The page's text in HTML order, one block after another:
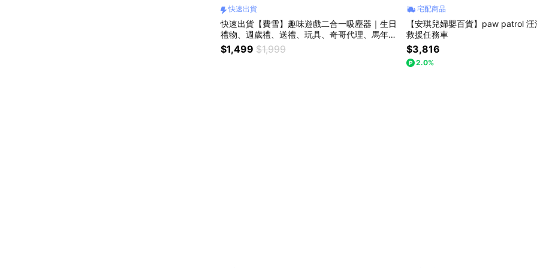
快速出貨
快速出貨【費雪】趣味遊戲二合一吸塵器｜生日
禮物、週歲禮、送禮、玩具、奇哥代理、馬年吉
祥、新年快樂
$1,499 $1,999
宅配商品
【安琪兒婦嬰百貨】paw patrol
救援任務車
$3,816
2.0%